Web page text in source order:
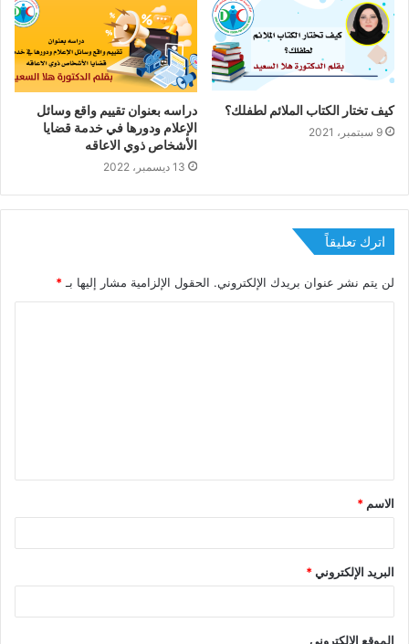
كيف تختار الكتاب الملائم لطفلك؟
9 سبتمبر، 2021
دراسه بعنوان تقييم واقع وسائل
الإعلام ودورها في خدمة قضايا
الأشخاص ذوي الاعاقه
13 ديسمبر، 2022
اترك تعليقاً
لن يتم نشر عنوان بريدك الإلكتروني. الحقول الإلزامية مشار إليها بـ *
الاسم *
البريد الإلكتروني*
الموقع الإلكتروني